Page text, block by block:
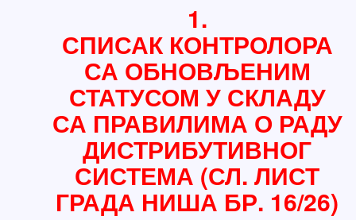
1.
СПИСАК КОНТРОЛОРА
СА ОБНОВЉЕНИМ
СТАТУСОМ У СКЛАДУ
СА ПРАВИЛИМА О РАДУ
ДИСТРИБУТИВНОГ
СИСТЕМА (СЛ. ЛИСТ
ГРАДА НИША БР. 16/26)